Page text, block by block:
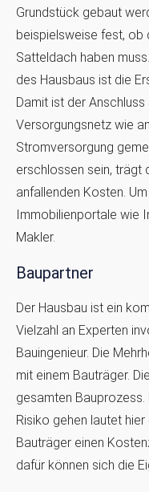
Grundstück gebaut
beispielsweise fest, ob
Satteldach haben
des Hausbaus ist die
Damit ist der
Versorgungsnetz wie
Stromversorgung
erschlossen sein, trägt
anfallenden Kosten.
Immobilienportale wie
Makler.
Baupartner
Der Hausbau ist ein
Vielzahl an Experten
Bauingenieur. Die
mit einem Bauträger.
gesamten
Risiko gehen lautet
Bauträger einen
dafür können sich die